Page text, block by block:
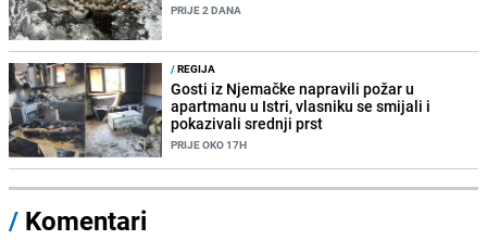
PRIJE 2 DANA
/REGIJA
Gosti iz Njemačke napravili požar u
apartmanu u Istri, vlasniku se smijali i
pokazivali srednji prst
PRIJE OKO 17H
/ Komentari